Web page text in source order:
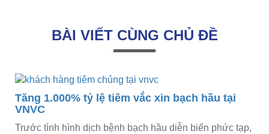
BÀI VIẾT CÙNG CHỦ ĐỀ
Tăng 1.000% tỷ lệ tiêm vắc xin bạch hầu tại
VNVC
Trước tình hình dịch bệnh bạch hầu diễn biến phức tạp,